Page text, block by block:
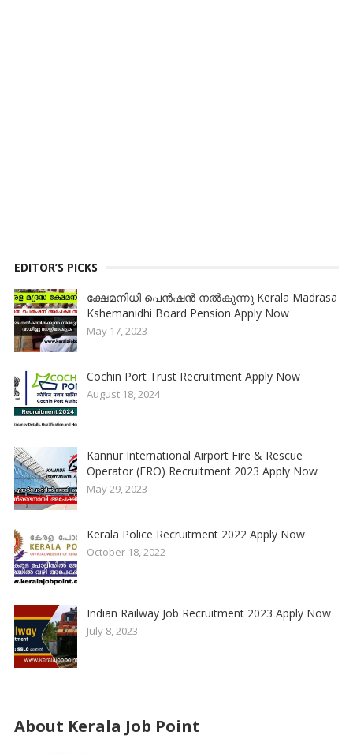
EDITOR’S PICKS
ക്ഷേമനിധി പെൻഷൻ നൽകുന്നു Kerala Madrasa
Kshemanidhi Board Pension Apply Now
May 17, 2023
Cochin Port Trust Recruitment Apply Now
August 18, 2024
Kannur International Airport Fire & Rescue
Operator (FRO) Recruitment 2023 Apply Now
May 29, 2023
Kerala Police Recruitment 2022 Apply Now
October 18, 2022
Indian Railway Job Recruitment 2023 Apply Now
July 8, 2023
About Kerala Job Point